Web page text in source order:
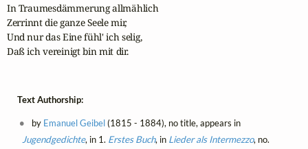
In Traumesdämmerung allmählich
Zerrinnt die ganze Seele mir,
Und nur das Eine fühl' ich selig,
Daß ich vereinigt bin mit dir.
Text Authorship:
by Emanuel Geibel(1815 - 1884), no title, appears in
Jugendgedichte, in 1. Erstes Buch, in Lieder als Intermezzo, no.